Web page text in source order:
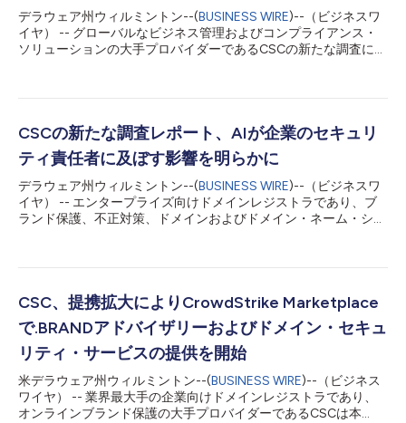
デラウェア州ウィルミントン--(BUSINESS WIRE)--（ビジネスワ
イヤ） -- グローバルなビジネス管理およびコンプライアンス・
ソリューションの大手プロバイダーであるCSCの新たな調査によ
ベートキャピタルによるインフラ投資へと移行しつつあります。
ド・パートナー（LP）はこうしたツールの活用にますます前向き
な姿勢を示している一方、ゼネラル・パートナー（GP）は、そ
の背後にある運用モデルが適切に管理され、透明性が高く、投資
家に受け入れてもらえるものであることの証明を求められてお
り、その圧力はますます強まっています。 CSC¹は、北米、欧
州、英国、アジア太平洋地域のGP300社およびLP200社を対象
に調査を実施しました。「Future Private Capital CFO 2026：
CSCの新たな調査レポート、AIが企業のセキュリ
ティ責任者に及ぼす影響を明らかに
デラウェア州ウィルミントン--(BUSINESS WIRE)--（ビジネスワ
イヤ） -- エンタープライズ向けドメインレジストラであり、ブ
ランド保護、不正対策、ドメインおよびドメイン・ネーム・シス
従来型のサイバー脅威に対応しながら、進化する人工知能（AI）
果を発表しました。CSCの「CISO Outlook 2026」レポートによ
ると、回答者の73%は、サイバーセキュリティにおいてAIはリス
クというよりも機会をもたらすと回答しています。一方で、これ
らのセキュリティ責任者は、AIを活用したドメイン生成アルゴリ
ズム（DGA）を含む攻撃への対応に引き続き課題を抱えており、
回答者の86%がDGAを脅威として挙げています。 今日のサイバ
ーセキュリティ環境に対するCISOの視点を深く理解するため、
CSCは2026年第1四半期に、最高情報セキュリティ責任者
CSC、提携拡大によりCrowdStrike Marketplace
で.BRANDアドバイザリーおよびドメイン・セキュ
リティ・サービスの提供を開始
米デラウェア州ウィルミントン--(BUSINESS WIRE)--（ビジネス
ワイヤ） -- 業界最大手の企業向けドメインレジストラであり、
オンラインブランド保護の大手プロバイダーであるCSCは本